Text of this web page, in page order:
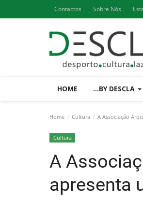
Contactos Sobre Nós
HOME ...BY DESCLA
Home Cultura A Associação
Cultura
A
apresenta